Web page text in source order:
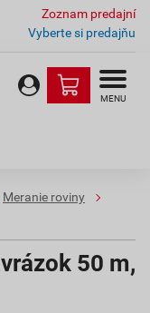
Zoznam predajní
Vyberte si predajňu
MENU
Meranie roviny
50 m,